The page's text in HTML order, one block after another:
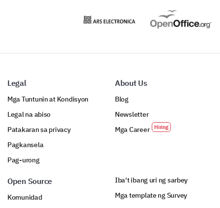
Legal
Mga Tuntunin at Kondisyon
Legal na abiso
Patakaran sa privacy
Pagkansela
Pag-urong
About Us
Blog
Newsletter
Mga Career
Open Source
Komunidad
Iba't ibang uri ng sarbey
Mga template ng Survey